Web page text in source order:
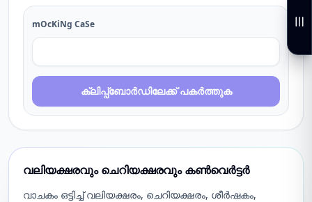
mOcKiNg CaSe
ക്ലിപ്പ്ബോർഡിലേക്ക് പകർത്തുക
വലിയക്ഷരവും ചെറിയക്ഷരവും കൺവെർട്ടർ
വാചകം ഒട്ടിച്ച് വലിയക്ഷരം, ചെറിയക്ഷരം, ശീർഷകം,